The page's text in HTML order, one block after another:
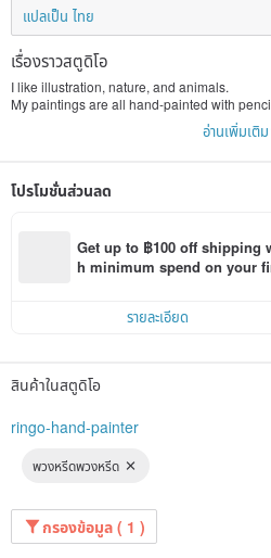
แปลเป็น ไทย
เรื่องราวสตูดิโอ
I like illustration, nature, and animals.
My paintings are all hand-painted with
Tutoring painting for personal or group
Welcome any callobration for illustration
อ่านเพิ่มเติม
โปรโมชั่นส่วนลด
Get up to ฿100 off shipping
h minimum spend on your
รายละเอียด
สินค้าในสตูดิโอ
ringo-hand-painter
พวงหรีดพวงหรีด
กรองข้อมูล ( 1 )